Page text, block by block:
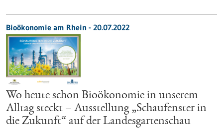
Bioökonomie am Rhein - 20.07.2022
Wo heute schon Bioökonomie in unserem
Alltag steckt – Ausstellung „Schaufenster in
die Zukunft“ auf der Landesgartenschau